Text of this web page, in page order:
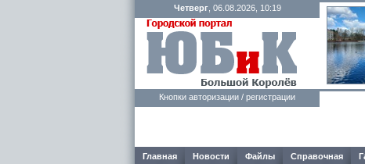
Четверг, 06.08.2026, 10:19
Кнопки авторизации / регистрации
Главная Новости Файлы Справочная